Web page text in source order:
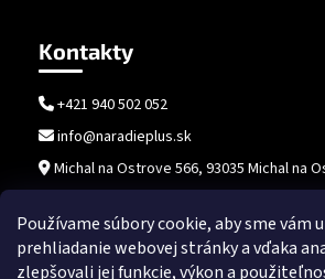
Používame súbory cookie, aby sme vám
prehliadanie webovej stránky a vďaka
zlepšovali jej funkcie, výkon a
Kontakty
+421 940 502 052
info@naradieplus.sk
Michal na Ostrove 566, 93035 Michal na